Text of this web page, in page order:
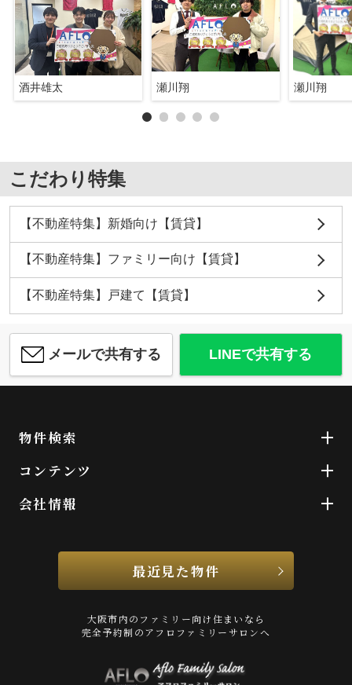
酒井雄太 瀬川翔 瀬川翔
こだわり特集
【不動産特集】新婚向け【賃貸】
【不動産特集】ファミリー向け【賃貸】
【不動産特集】戸建て【賃貸】
メールで共有する LINEで共有する
物件検索
コンテンツ
会社情報
最近見た物件
大阪市内のファミリー向け住まいなら
完全予約制のアフロファミリーサロンへ